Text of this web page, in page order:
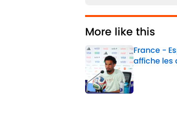
More like this
France -
affiche les